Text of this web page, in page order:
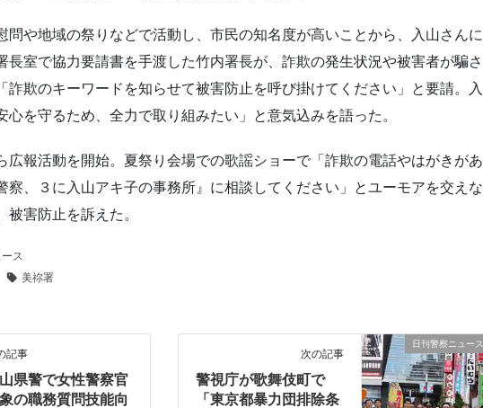
問や地域の祭りなどで活動し、市民の知名度が高いことから、入山さんに
長室で協力要請書を手渡した竹内署長が、詐欺の発生状況や被害者が騙さ
詐欺のキーワードを知らせて被害防止を呼び掛けてください」と要請。入
心を守るため、全力で取り組みたい」と意気込みを語った。
広報活動を開始。夏祭り会場での歌謡ショーで「詐欺の電話やはがきがあ
察、３に入山アキ子の事務所』に相談してください」とユーモアを交えな
害防止を訴えた。
ス
美祢署
記事
県警で女性警察官
の職務質問技能向
日刊警察ニュース
次の記事
警視庁が歌舞伎町で
「東京都暴力団排除条